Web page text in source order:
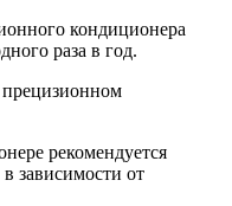
кондиционера
раза в год.
рекомендуется
зависимости от